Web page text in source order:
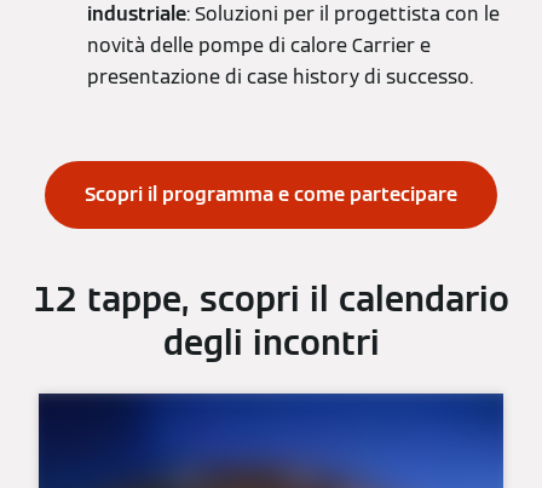
industriale: Soluzioni per il progettista con le
novità delle pompe di calore Carrier e
presentazione di case history di successo.
Scopri il programma e come partecipare
12 tappe, scopri il calendario
degli incontri